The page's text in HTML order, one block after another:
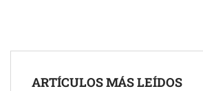
Servimudanzas supera las 3.000 reseñas
ARTÍCULOS MÁS LEÍDOS